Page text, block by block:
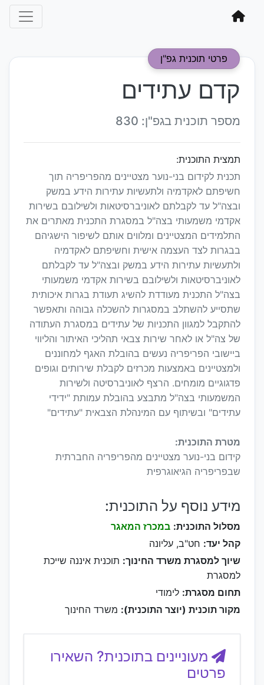
פרטי תוכנית גפ"ן
קדם עתידים
מספר תוכנית בגפ"ן: 830
תמצית התוכנית:
תכנית לקידום בני-נוער מצטיינים מהפריפריה תוך
חשיפתם לאקדמיה ולתעשיות עתירות הידע במשק
ובצה"ל עד לקבלתם לאוניברסיטאות ולשילובם בשירות
אקדמי משמעותי בצה"ל במסגרת התכנית מאתרים את
התלמידים המצטיינים ומלווים אותם לשיפור הישגיהם
בבגרות לצד העצמה אישית וחשיפתם לאקדמיה
ולתעשיות עתירות הידע במשק ובצה"ל עד לקבלתם
לאוניברסיטאות ולשילובם בשירות אקדמי משמעותי
בצה"ל התכנית מעודדת להשיג תעודת בגרות איכותית
שתסייע להשתלב במסגרות להשכלה גבוהה ותאפשר
להתקבל למגוון התכניות של עתידים במסגרת העתודה
של צה"ל או לאחר שירות צבאי תהליכי האיתור והליווי
ביישובי הפריפריה נעשים בהובלת האגף למחוננים
ולמצטיינים באמצעות מכרזים לקבלת שירותים וגופים
פדגוגיים מומחים. הרצף לאוניברסיטה ולשירות
המשמעותי בצה"ל מתבצע בהובלת עמותת "ידידי
עתידים" ובשיתוף עם המינהלת הצבאית "עתידים"
מטרת התוכנית:
קידום בני-נוער מצטיינים מהפריפריה החברתית
שבפריפריה הגיאוגרפית
מידע נוסף על התוכנית:
מסלול התוכנית: במכרז המאגר
קהל יעד: חט"ב, עליונה
שיוך למסגרת משרד החינוך: תוכנית איננה שייכת
למסגרת
תחום מסגרת: לימודי
מקור תוכנית (יוצר התוכנית): משרד החינוך
מעוניינים בתוכנית? השאירו
פרטים